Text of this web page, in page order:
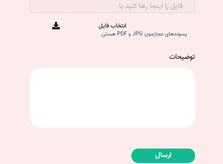
فایل را اینجا رها کنید یا
انتخاب فایل
پسوندهای مجازمون JPG و PDF هستن.
توضیحات